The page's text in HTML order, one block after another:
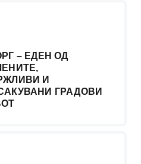
– ЕДЕН ОД
И
ГРАДОВИ